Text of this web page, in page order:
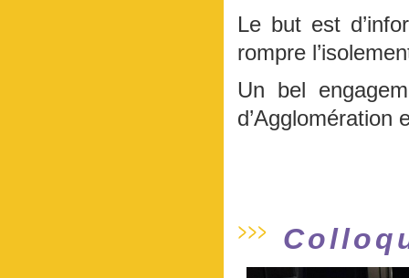
Le but est
rompre
Un bel
d’Agglomération